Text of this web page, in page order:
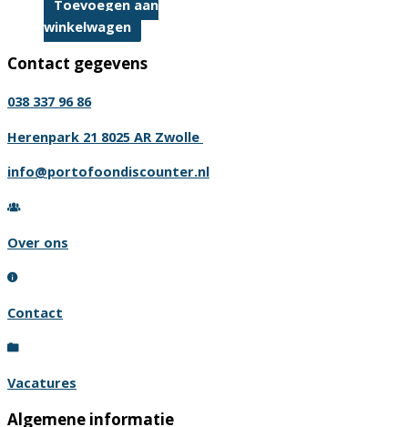
Toevoegen aan
winkelwagen
Contact gegevens
038 337 96 86
Herenpark 21 8025 AR Zwolle
info@portofoondiscounter.nl
Over ons
Contact
Vacatures
Algemene informatie